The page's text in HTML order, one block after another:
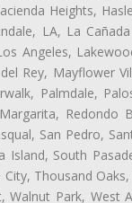
Heights,
LA, La
Angeles,
Rey, Mayflower
Palmdale,
Redondo
San Pedro,
Island, South
Thousand
Walnut Park, West